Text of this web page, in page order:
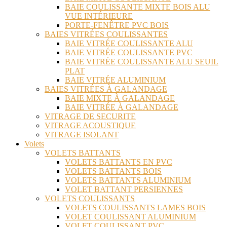
BAIE COULISSANTE MIXTE BOIS ALU
VUE INTÉRIEURE
PORTE-FENÊTRE PVC BOIS
BAIES VITRÉES COULISSANTES
BAIE VITRÉE COULISSANTE ALU
BAIE VITRÉE COULISSANTE PVC
BAIE VITRÉE COULISSANTE ALU SEUIL
PLAT
BAIE VITRÉE ALUMINIUM
BAIES VITRÉES À GALANDAGE
BAIE MIXTE À GALANDAGE
BAIE VITRÉE À GALANDAGE
VITRAGE DE SECURITE
VITRAGE ACOUSTIQUE
VITRAGE ISOLANT
Volets
VOLETS BATTANTS
VOLETS BATTANTS EN PVC
VOLETS BATTANTS BOIS
VOLETS BATTANTS ALUMINIUM
VOLET BATTANT PERSIENNES
VOLETS COULISSANTS
VOLETS COULISSANTS LAMES BOIS
VOLET COULISSANT ALUMINIUM